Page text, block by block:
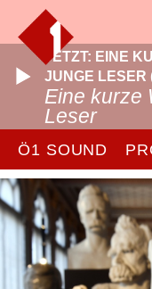
JETZT: EINE
JUNGE LESER
Eine kurze
Leser
Ö1 SOUND